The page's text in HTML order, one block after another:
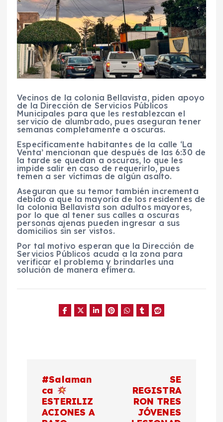
Vecinos de la colonia Bellavista, piden apoyo
de la Dirección de Servicios Públicos
Municipales para que les restablezcan el
servicio de alumbrado, pues aseguran tener
semanas completamente a oscuras.
Específicamente habitantes de la calle ‘La
Venta’ mencionan que después de las 6:30 de
la tarde se quedan a oscuras, lo que les
impide salir en caso de requerirlo, pues
temen a ser víctimas de algún asalto.
Aseguran que su temor también incrementa
debido a que la mayoría de los residentes de
la colonia Bellavista son adultos mayores,
por lo que al tener sus calles a oscuras
personas ajenas pueden ingresar a sus
domicilios sin ser vistos.
Por tal motivo esperan que la Dirección de
Servicios Públicos acuda a la zona para
verificar el problema y brindarles una
solución de manera efímera.
#Salaman
ca
ESTERILIZ
ACIONES A
SE
REGISTRA
RON TRES
JÓVENES